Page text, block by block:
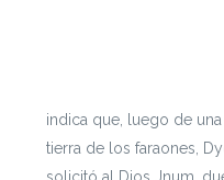
indica que, luego de
tierra de los faraones,
solicitó al Dios Jnum,